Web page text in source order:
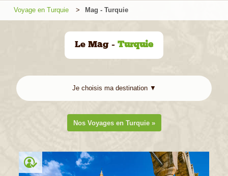
Voyage en Turquie Mag - Turquie
Le Mag - Turquie
Nos Voyages en Turquie »